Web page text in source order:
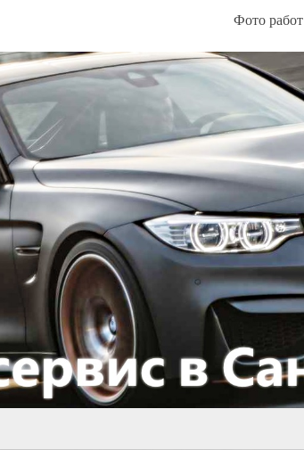
Фото работ